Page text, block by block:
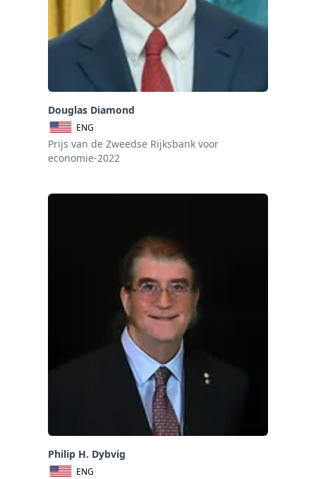
Douglas Diamond
ENG
Prijs van de Zweedse Rijksbank voor
economie-2022
Philip H. Dybvig
ENG